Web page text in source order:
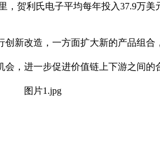
，贺利氏电子平均每年投入37.9万美
新改造，一方面扩大新的产品组合
，进一步促进价值链上下游之间的